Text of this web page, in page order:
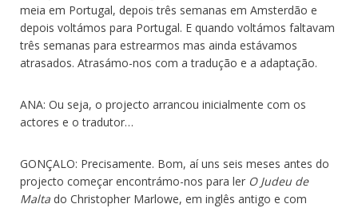
meia em Portugal, depois três semanas em Amsterdão e
depois voltámos para Portugal. E quando voltámos faltavam
três semanas para estrearmos mas ainda estávamos
atrasados. Atrasámo-nos com a tradução e a adaptação.
ANA: Ou seja, o projecto arrancou inicialmente com os
actores e o tradutor…
GONÇALO: Precisamente. Bom, aí uns seis meses antes do
projecto começar encontrámo-nos para ler O Judeu de
Malta do Christopher Marlowe, em inglês antigo e com